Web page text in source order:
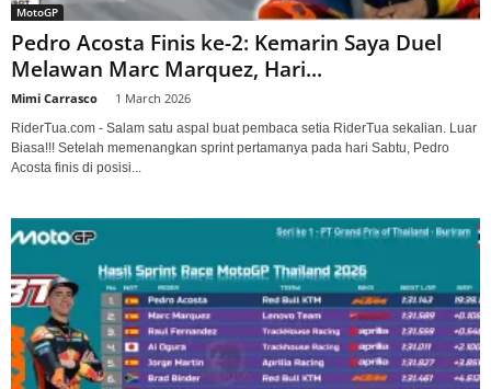
MotoGP
Pedro Acosta Finis ke-2: Kemarin Saya Duel
Melawan Marc Marquez, Hari...
Mimi Carrasco 1 March 2026
RiderTua.com - Salam satu aspal buat pembaca setia RiderTua sekalian. Luar
Biasa!!! Setelah memenangkan sprint pertamanya pada hari Sabtu, Pedro
Acosta finis di posisi...